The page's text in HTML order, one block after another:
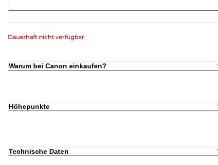
Dauerhaft nicht verfügbar
Warum bei Canon einkaufen?
Höhepunkte
Technische Daten